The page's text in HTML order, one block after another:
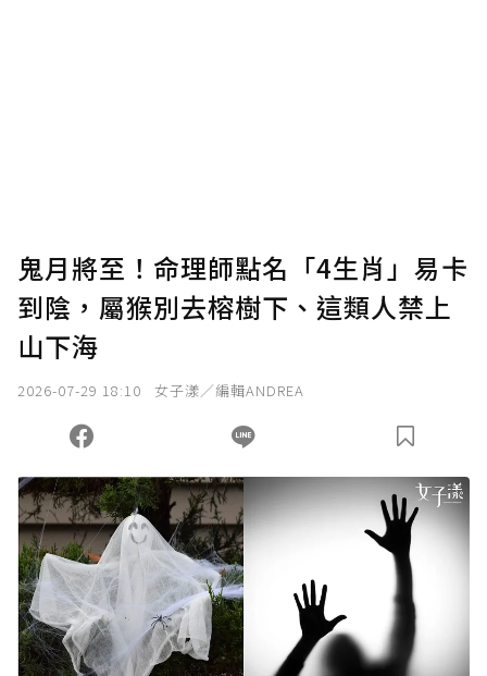
鬼月將至！命理師點名「4生肖」易卡
到陰，屬猴別去榕樹下、這類人禁上
山下海
2026-07-29 18:10 女子漾／編輯ANDREA